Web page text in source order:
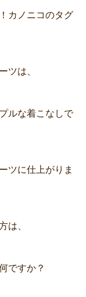
カノニコのタグ
ツは、
ルな着こなしで
ツに仕上がりま
は、
ですか？